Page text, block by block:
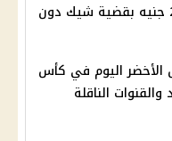
سنوات وكفالة 2000 جنيه بقضية شيك دون
الأخضر اليوم في كأس